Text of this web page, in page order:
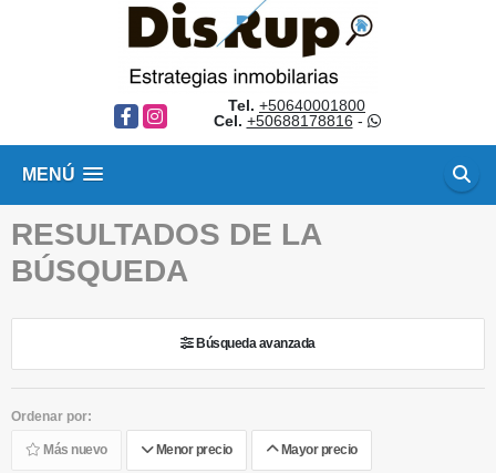
FacebookInstagram
Tel. +50640001800
Cel. +50688178816 -
MENÚ
RESULTADOS DE LA
BÚSQUEDA
Búsqueda avanzada
Ordenar por:
Más nuevo Menor precio Mayor precio